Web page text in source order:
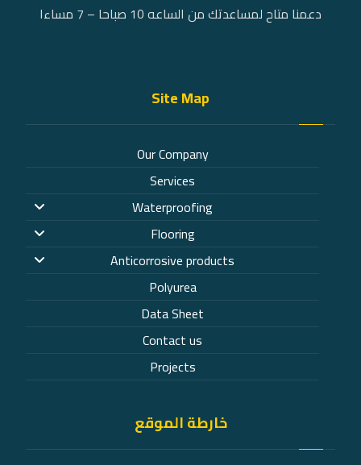
دعمنا متاح لمساعدتك من الساعه 10 صباحا – 7 مساءا
Site Map
Our Company
Services
Waterproofing
Flooring
Anticorrosive products
Polyurea
Data Sheet
Contact us
Projects
خارطة الموقع